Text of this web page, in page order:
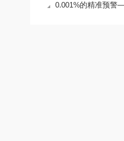
0.001%的精准预警——新宇宙COSMOS铁粉浓度计